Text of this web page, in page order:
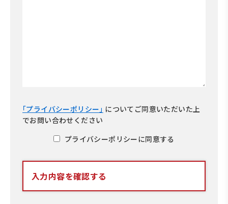
｢プライバシーポリシー｣ について ご同意いただいた上
でお問い合わせください
プライバシーポリシーに同意する
入力内容を確認する